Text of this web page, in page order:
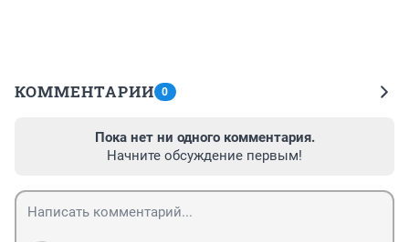
КОММЕНТАРИИ 0
Пока нет ни одного комментария.
Начните обсуждение первым!